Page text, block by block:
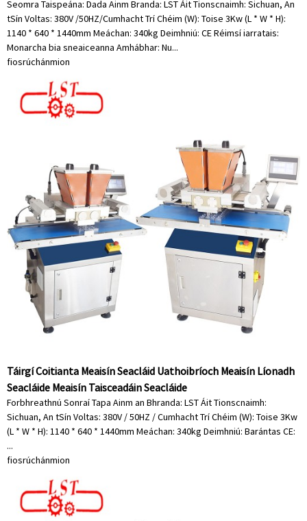
Seomra Taispeána: Dada Ainm Branda: LST Áit Tionscnaimh: Sichuan, An
tSín Voltas: 380V /50HZ/Cumhacht Trí Chéim (W): Toise 3Kw (L * W * H):
1140 * 640 * 1440mm Meáchan: 340kg Deimhniú: CE Réimsí iarratais:
Monarcha bia sneaiceanna Amhábhar: Nu...
fiosrúchánmion
Táirgí Coitianta Meaisín Seacláid Uathoibríoch Meaisín Líonadh
Seacláide Meaisín Taisceadáin Seacláide
Forbhreathnú Sonraí Tapa Ainm an Bhranda: LST Áit Tionscnaimh:
Sichuan, An tSín Voltas: 380V / 50HZ / Cumhacht Trí Chéim (W): Toise 3Kw
(L * W * H): 1140 * 640 * 1440mm Meáchan: 340kg Deimhniú: Barántas CE:
...
fiosrúchánmion